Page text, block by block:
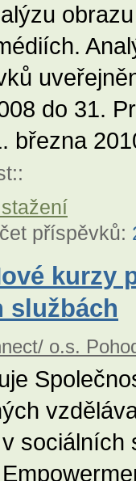
do 31.
března
::
příspěvků:
kurzy
službách
o.s.
sociálních